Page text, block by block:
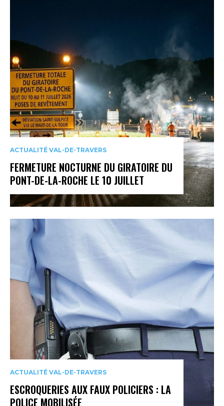
ACTUALITÉ VAL-DE-TRAVERS
FERMETURE NOCTURNE DU GIRATOIRE DU
PONT-DE-LA-ROCHE LE 10 JUILLET
ACTUALITÉ VAL-DE-TRAVERS
ESCROQUERIES AUX FAUX POLICIERS : LA
POLICE MOBILISÉE